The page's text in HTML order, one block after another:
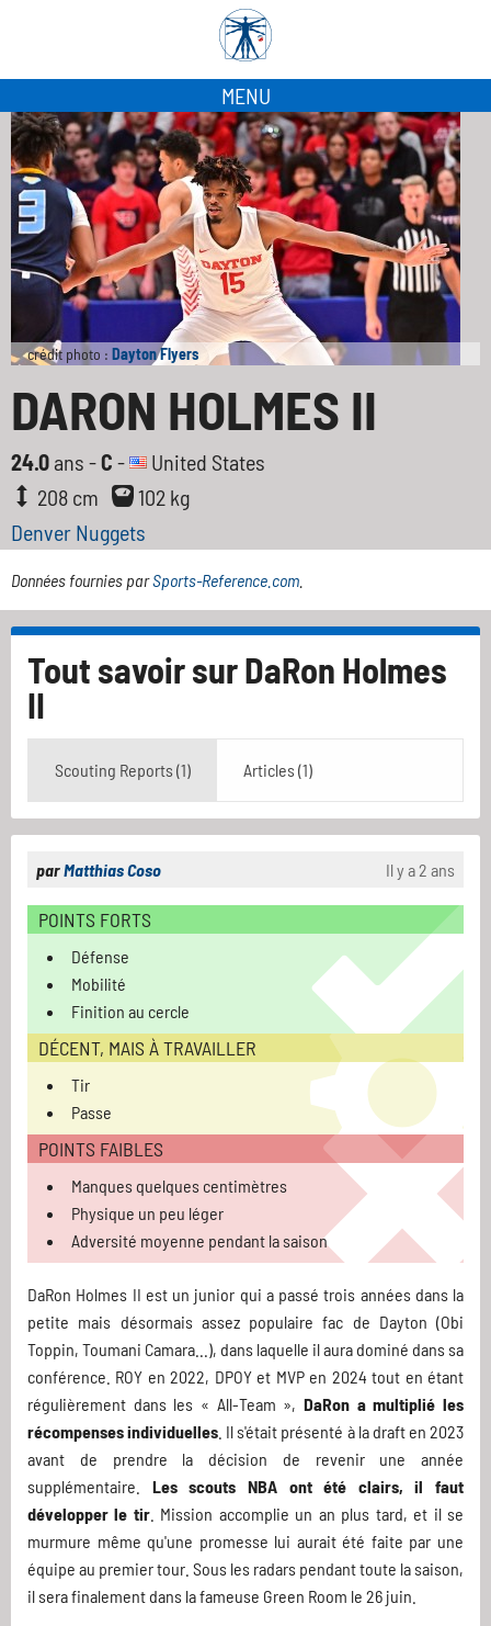
MENU
crédit photo : Dayton Flyers
DARON HOLMES II
24.0 ans -C -
United States
208 cm
102 kg
Denver Nuggets
Données fournies parSports-Reference.com
Tout savoir surDaRon Holmes
II
Scouting Reports (1) Articles (1)
parMatthias Coso Il y a 2 ans
POINTS FORTS
Défense
Mobilité
Finition au cercle
DÉCENT, MAIS À TRAVAILLER
Tir
Passe
POINTS FAIBLES
Manques quelques centimètres
Physique un peu léger
Adversité moyenne pendant la saison
DaRon Holmes II est un junior qui a passé trois années dans la
petite mais désormais assez populaire fac de Dayton (Obi
Toppin, Toumani Camara...), dans laquelle il aura dominé dans sa
conférence. ROY en 2022, DPOY et MVP en 2024 tout en étant
régulièrement dans les « All-Team », DaRon a multiplié les
récompenses individuelles . Il s'était présenté à la draft en 2023
avant de prendre la décision de revenir une année
supplémentaire. Les scouts NBA ont été clairs, il faut
développer le tir. Mission accomplie un an plus tard, et il se
murmure même qu'une promesse lui aurait été faite par une
équipe au premier tour. Sous les radars pendant toute la saison,
il sera finalement dans la fameuse Green Room le 26 juin.